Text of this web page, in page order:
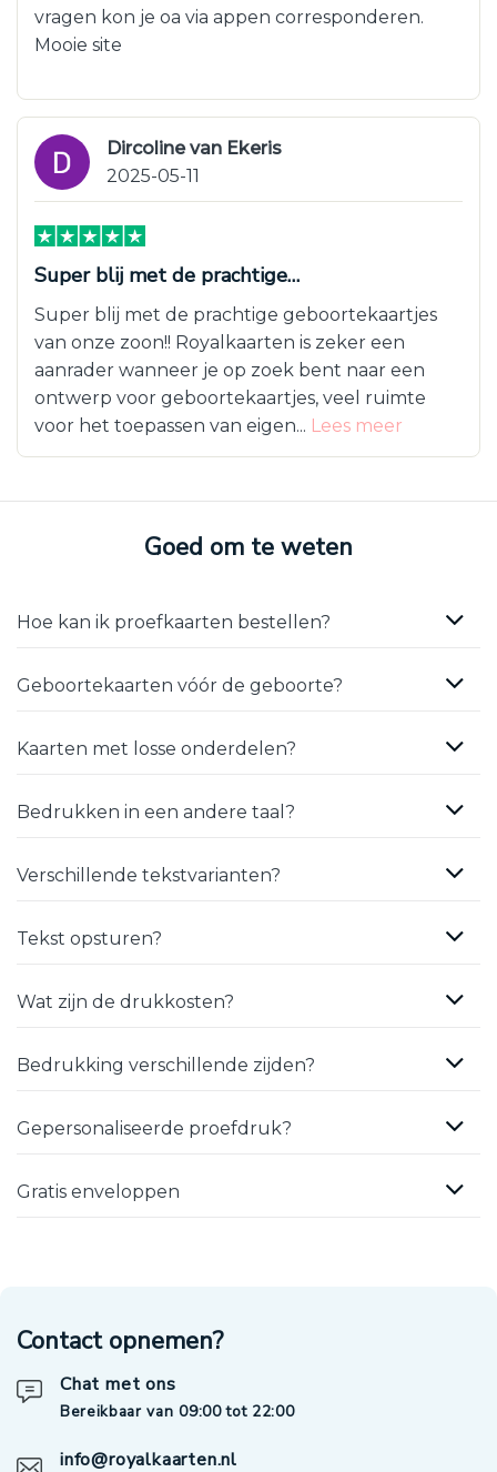
vragen kon je oa via appen corresponderen.
Mooie site
Dircoline van Ekeris
2025-05-11
Super blij met de prachtige…
Super blij met de prachtige geboortekaartjes
van onze zoon!! Royalkaarten is zeker een
aanrader wanneer je op zoek bent naar een
ontwerp voor geboortekaartjes, veel ruimte
voor het toepassen van eigen... Lees meer
Goed om te weten
Hoe kan ik proefkaarten bestellen?
Geboortekaarten vóór de geboorte?
Kaarten met losse onderdelen?
Bedrukken in een andere taal?
Verschillende tekstvarianten?
Tekst opsturen?
Wat zijn de drukkosten?
Bedrukking verschillende zijden?
Gepersonaliseerde proefdruk?
Gratis enveloppen
Contact opnemen?
Chat met ons
Bereikbaar van 09:00 tot 22:00
info@royalkaarten.nl